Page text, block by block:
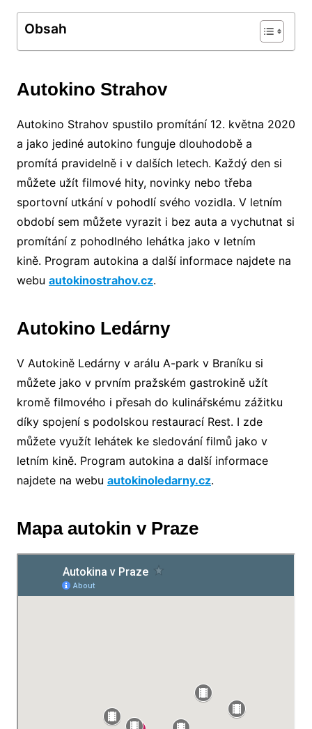
Obsah
Autokino Strahov
Autokino Strahov spustilo promítání 12. května 2020
a jako jediné autokino funguje dlouhodobě a
promítá pravidelně i v dalších letech. Každý den si
můžete užít filmové hity, novinky nebo třeba
sportovní utkání v pohodlí svého vozidla. V letním
období sem můžete vyrazit i bez auta a vychutnat si
promítání z pohodlného lehátka jako v letním
kině. Program autokina a další informace najdete na
webu autokinostrahov.cz.
Autokino Ledárny
V Autokině Ledárny v arálu A-park v Braníku si
můžete jako v prvním pražském gastrokině užít
kromě filmového i přesah do kulinářskému zážitku
díky spojení s podolskou restaurací Rest. I zde
můžete využít lehátek ke sledování filmů jako v
letním kině. Program autokina a další informace
najdete na webu autokinoledarny.cz.
Mapa autokin v Praze